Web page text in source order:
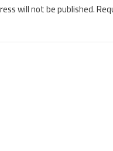
will not be published.